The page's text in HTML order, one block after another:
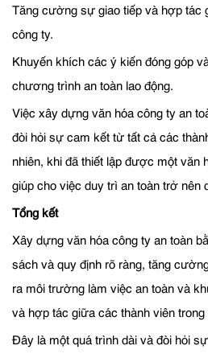
Tăng cường sự giao tiếp và hợp tác
công ty.
Khuyến khích các ý kiến đóng góp
chương trình an toàn lao động.
Việc xây dựng văn hóa công ty an
đòi hỏi sự cam kết từ tất cả các
nhiên, khi đã thiết lập được một văn
giúp cho việc duy trì an toàn trở nên
Tổng kết
Xây dựng văn hóa công ty an toàn
sách và quy định rõ ràng, tăng
ra môi trường làm việc an toàn và
và hợp tác giữa các thành viên trong
Đây là một quá trình dài và đòi hỏi